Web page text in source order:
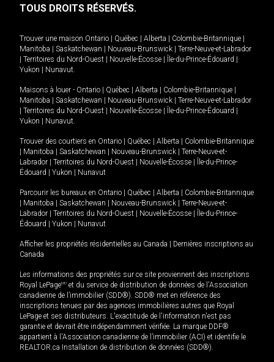
TOUS DROITS RÉSERVÉS.
Trouver une maison Ontario | Québec | Alberta | Colombie-Britannique |
Manitoba | Saskatchewan | Nouveau-Brunswick | Terre-Neuve-et-Labrador
| Territoires du Nord-Ouest | Nouvelle-Écosse | Île-du-Prince-Édouard |
Yukon | Nunavut
Maisons à louer - Ontario | Québec | Alberta | Colombie-Britannique |
Manitoba | Saskatchewan | Nouveau-Brunswick | Terre-Neuve-et-Labrador
| Territoires du Nord-Ouest | Nouvelle-Écosse | Île-du-Prince-Édouard |
Yukon | Nunavut
Trouver des courtiers en Ontario | Québec | Alberta | Colombie-Britannique
| Manitoba | Saskatchewan | Nouveau-Brunswick | Terre-Neuve-et-
Labrador | Territoires du Nord-Ouest | Nouvelle-Écosse | Île-du-Prince-
Édouard | Yukon | Nunavut
Parcourir les bureaux en Ontario | Québec | Alberta | Colombie-Britannique
| Manitoba | Saskatchewan | Nouveau-Brunswick | Terre-Neuve-et-
Labrador | Territoires du Nord-Ouest | Nouvelle-Écosse | Île-du-Prince-
Édouard | Yukon | Nunavut
Afficher les propriétés résidentielles au Canada | Dernières inscriptions au
Canada
Les informations des propriétés sur ce site proviennent des inscriptions
Royal LePageMD et du service de distribution de données de l'Association
canadienne de l’immobilier (SDD®). SDD® met en référence des
inscriptions tenues par des agences immobilières autres que Royal
LePage et ses distributeurs. L'exactitude de l'information n'est pas
garantie et devrait être indépendamment vérifiée. La marque DDF®
appartient à l'Association canadienne de l’immobilier (ACI) et identifie le
REALTOR.ca Installation de distribution de données (SDD®).